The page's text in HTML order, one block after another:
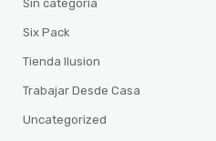
Sin categoría
Six Pack
Tienda Ilusion
Trabajar Desde Casa
Uncategorized